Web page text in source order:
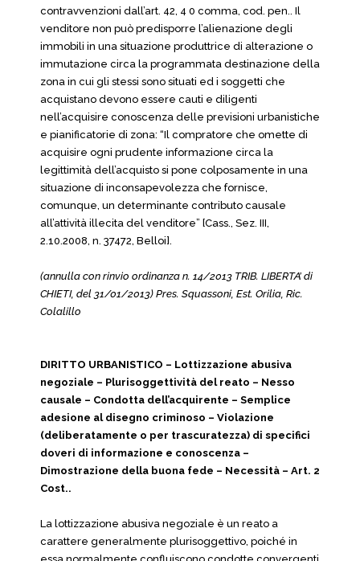
contravvenzioni dall’art. 42, 4 0 comma, cod. pen.. Il
venditore non può predisporre l’alienazione degli
immobili in una situazione produttrice di alterazione o
immutazione circa la programmata destinazione della
zona in cui gli stessi sono situati ed i soggetti che
acquistano devono essere cauti e diligenti
nell’acquisire conoscenza delle previsioni urbanistiche
e pianificatorie di zona: “Il compratore che omette di
acquisire ogni prudente informazione circa la
legittimità dell’acquisto si pone colposamente in una
situazione di inconsapevolezza che fornisce,
comunque, un determinante contributo causale
all’attività illecita del venditore” [Cass., Sez. III,
2.10.2008, n. 37472, Belloi].
(annulla con rinvio ordinanza n. 14/2013 TRIB. LIBERTA’ di
CHIETI, del 31/01/2013) Pres. Squassoni, Est. Orilia, Ric.
Colalillo
DIRITTO URBANISTICO – Lottizzazione abusiva
negoziale – Plurisoggettività del reato – Nesso
causale – Condotta dell’acquirente – Semplice
adesione al disegno criminoso – Violazione
(deliberatamente o per trascuratezza) di specifici
doveri di informazione e conoscenza –
Dimostrazione della buona fede – Necessità – Art. 2
Cost..
La lottizzazione abusiva negoziale è un reato a
carattere generalmente plurisoggettivo, poiché in